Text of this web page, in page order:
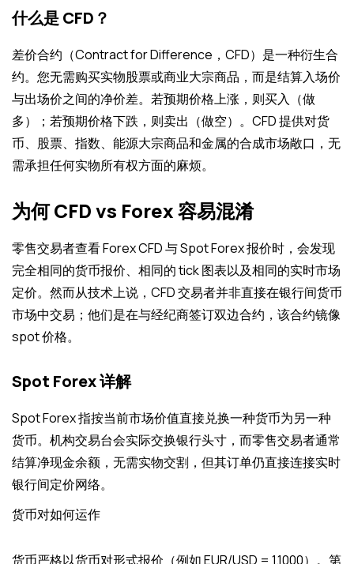
什么是 CFD？
差价合约（Contract for Difference，CFD）是一种衍生合
约。您无需购买实物股票或商业大宗商品，而是结算入场价
与出场价之间的净价差。若预期价格上涨，则买入（做
多）；若预期价格下跌，则卖出（做空）。CFD 提供对货
币、股票、指数、能源大宗商品和金属的合成市场敞口，无
需承担任何实物所有权方面的麻烦。
为何 CFD vs Forex 容易混淆
零售交易者查看 Forex CFD 与 Spot Forex 报价时，会发现
完全相同的货币报价、相同的 tick 图表以及相同的实时市场
定价。然而从技术上说，CFD 交易者并非直接在银行间货币
市场中交易；他们是在与经纪商签订双边合约，该合约镜像
spot 价格。
Spot Forex 详解
Spot Forex 指按当前市场价值直接兑换一种货币为另一种
货币。机构交易台会实际交换银行头寸，而零售交易者通常
结算净现金余额，无需实物交割，但其订单仍直接连接实时
银行间定价网络。
货币对如何运作
货币严格以货币对形式报价（例如 EUR/USD = 1.1000）。第